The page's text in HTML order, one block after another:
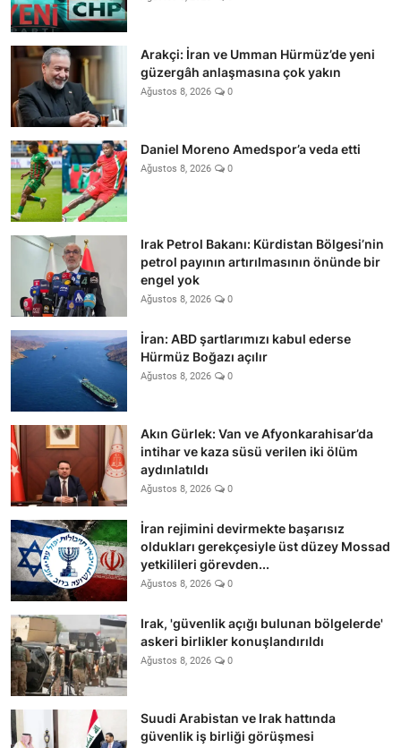
Arakçi: İran ve Umman Hürmüz’de yeni
güzergâh anlaşmasına çok yakın
Ağustos 8, 2026 0
Daniel Moreno Amedspor’a veda etti
Ağustos 8, 2026 0
Irak Petrol Bakanı: Kürdistan Bölgesi’nin
petrol payının artırılmasının önünde bir
engel yok
Ağustos 8, 2026 0
İran: ABD şartlarımızı kabul ederse
Hürmüz Boğazı açılır
Ağustos 8, 2026 0
Akın Gürlek: Van ve Afyonkarahisar’da
intihar ve kaza süsü verilen iki ölüm
aydınlatıldı
Ağustos 8, 2026 0
İran rejimini devirmekte başarısız
oldukları gerekçesiyle üst düzey Mossad
yetkilileri görevden...
Ağustos 8, 2026 0
Irak, 'güvenlik açığı bulunan bölgelerde'
askeri birlikler konuşlandırıldı
Ağustos 8, 2026 0
Suudi Arabistan ve Irak hattında
güvenlik iş birliği görüşmesi